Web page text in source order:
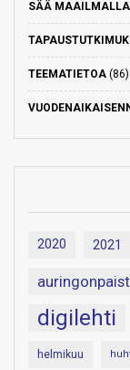
SÄÄ MAAILMALLA
TEEMATIETOA (86)
2020 2021
digilehti
helmikuu